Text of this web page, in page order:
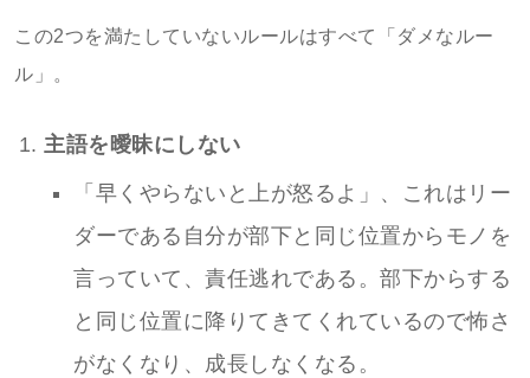
この2つを満たしていないルールはすべて「ダメなルー
ル」。
主語を曖昧にしない
「早くやらないと上が怒るよ」、これはリー
ダーである自分が部下と同じ位置からモノを
言っていて、責任逃れである。部下からする
と同じ位置に降りてきてくれているので怖さ
がなくなり、成長しなくなる。